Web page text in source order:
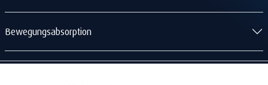
Bewegungsabsorption